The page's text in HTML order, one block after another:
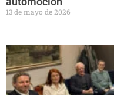
13 de mayo de 2026